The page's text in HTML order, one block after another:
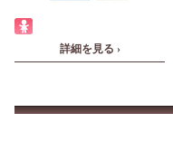
詳細を見る ›